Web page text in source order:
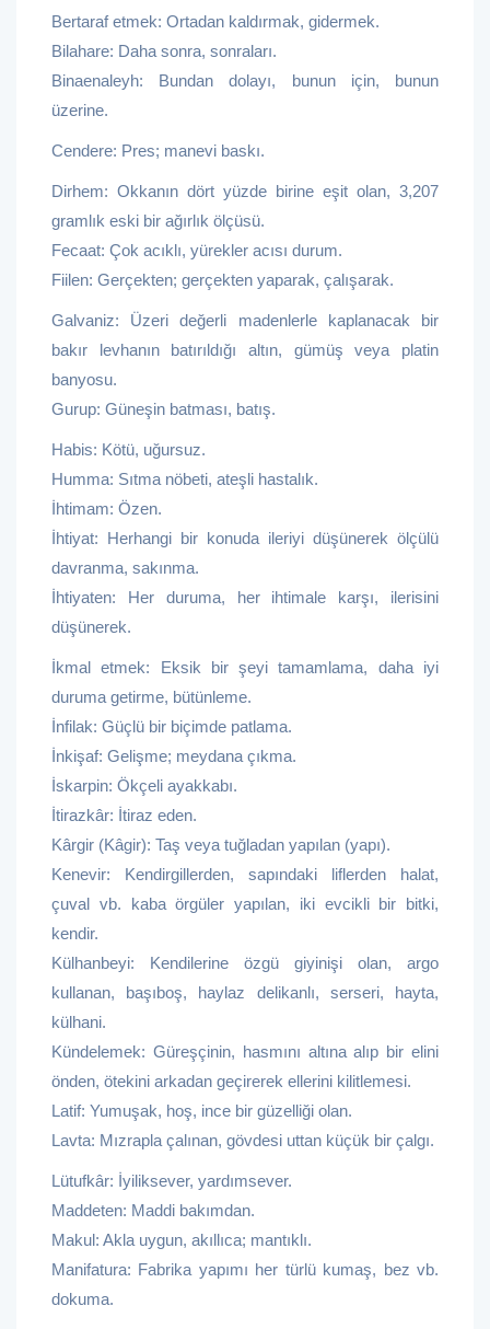
Bertaraf etmek: Ortadan kaldırmak, gidermek.
Bilahare: Daha sonra, sonraları.
Binaenaleyh: Bundan dolayı, bunun için, bunun
üzerine.
Cendere: Pres; manevi baskı.
Dirhem: Okkanın dört yüzde birine eşit olan, 3,207
gramlık eski bir ağırlık ölçüsü.
Fecaat: Çok acıklı, yürekler acısı durum.
Fiilen: Gerçekten; gerçekten yaparak, çalışarak.
Galvaniz: Üzeri değerli madenlerle kaplanacak bir
bakır levhanın batırıldığı altın, gümüş veya platin
banyosu.
Gurup: Güneşin batması, batış.
Habis: Kötü, uğursuz.
Humma: Sıtma nöbeti, ateşli hastalık.
İhtimam: Özen.
İhtiyat: Herhangi bir konuda ileriyi düşünerek ölçülü
davranma, sakınma.
İhtiyaten: Her duruma, her ihtimale karşı, ilerisini
düşünerek.
İkmal etmek: Eksik bir şeyi tamamlama, daha iyi
duruma getirme, bütünleme.
İnfilak: Güçlü bir biçimde patlama.
İnkişaf: Gelişme; meydana çıkma.
İskarpin: Ökçeli ayakkabı.
İtirazkâr: İtiraz eden.
Kârgir (Kâgir): Taş veya tuğladan yapılan (yapı).
Kenevir: Kendirgillerden, sapındaki liflerden halat,
çuval vb. kaba örgüler yapılan, iki evcikli bir bitki,
kendir.
Külhanbeyi: Kendilerine özgü giyinişi olan, argo
kullanan, başıboş, haylaz delikanlı, serseri, hayta,
külhani.
Kündelemek: Güreşçinin, hasmını altına alıp bir elini
önden, ötekini arkadan geçirerek ellerini kilitlemesi.
Latif: Yumuşak, hoş, ince bir güzelliği olan.
Lavta: Mızrapla çalınan, gövdesi uttan küçük bir çalgı.
Lütufkâr: İyiliksever, yardımsever.
Maddeten: Maddi bakımdan.
Makul: Akla uygun, akıllıca; mantıklı.
Manifatura: Fabrika yapımı her türlü kumaş, bez vb.
dokuma.